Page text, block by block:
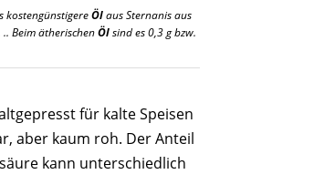
kostengünstigereÖlaus Sternanis aus
Beim ätherischenÖlsind es 0,3 g bzw.
für kalte Speisen
aber kaum roh. Der Anteil
kann unterschiedlich